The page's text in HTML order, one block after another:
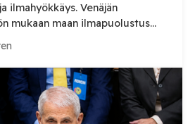
ilmahyökkäys. Venäjän
mukaan maan ilmapuolustus
ukrainalaista lennokkia. Iskuissa
kertoo kertoo, että maan
aikana yhteensä 295
Lennokkeja kerrotaan torjutun
sekä Mustanmeren ja